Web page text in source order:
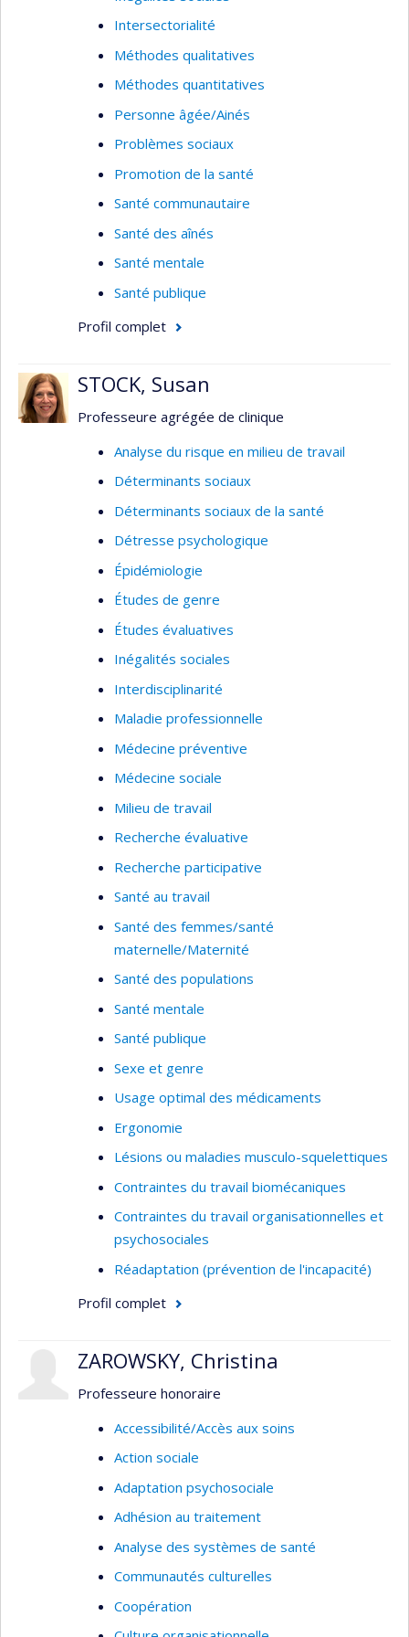
D’autres travaux méthodologiques
explorent le potentiel des méthodes
comme outil de caractérisation des
externalités environnementales influençant
les comportements liés à la santé et la
santé des populations.
Champs d'expertise: épidémiologie spatiale;
maladies
Intersectorialité
Méthodes qualitatives
Méthodes quantitatives
Personne âgée/Ainés
Problèmes sociaux
Promotion de la santé
Santé communautaire
Santé des aînés
Santé mentale
Santé publique
Profil complet
STOCK, Susan
Professeure agrégée de clinique
Analyse du risque en milieu de travail
Déterminants sociaux
Déterminants sociaux de la santé
Détresse psychologique
Épidémiologie
Études de genre
Études évaluatives
Inégalités sociales
Interdisciplinarité
Maladie professionnelle
Médecine préventive
Médecine sociale
Milieu de travail
Recherche évaluative
Recherche participative
Santé au travail
Santé des femmes/santé
maternelle/Maternité
Santé des populations
Santé mentale
Santé publique
Sexe et genre
Usage optimal des médicaments
Ergonomie
Lésions ou maladies musculo-squelettiques
Contraintes du travail biomécaniques
Contraintes du travail organisationnelles et
psychosociales
Réadaptation (prévention de l'incapacité)
Profil complet
ZAROWSKY, Christina
Professeure honoraire
Accessibilité/Accès aux soins
Action sociale
Adaptation psychosociale
Adhésion au traitement
Analyse des systèmes de santé
Communautés culturelles
Coopération